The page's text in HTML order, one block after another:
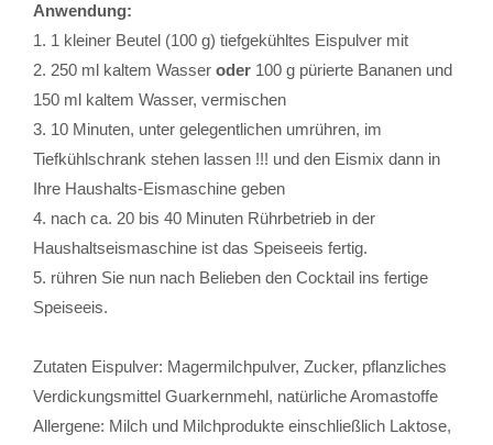
Anwendung:
1. 1 kleiner Beutel (100 g) tiefgekühltes Eispulver mit
2. 250 ml kaltem Wasser oder 100 g pürierte Bananen und
150 ml kaltem Wasser, vermischen
3. 10 Minuten, unter gelegentlichen umrühren, im
Tiefkühlschrank stehen lassen !!! und den Eismix dann in
Ihre Haushalts-Eismaschine geben
4. nach ca. 20 bis 40 Minuten Rührbetrieb in der
Haushaltseismaschine ist das Speiseeis fertig.
5. rühren Sie nun nach Belieben den Cocktail ins fertige
Speiseeis.
Zutaten Eispulver: Magermilchpulver, Zucker, pflanzliches
Verdickungsmittel Guarkernmehl, natürliche Aromastoffe
Allergene: Milch und Milchprodukte einschließlich Laktose,